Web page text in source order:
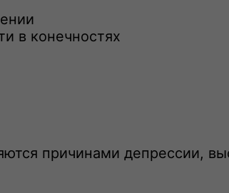
в конечностях
причинами депрессии,